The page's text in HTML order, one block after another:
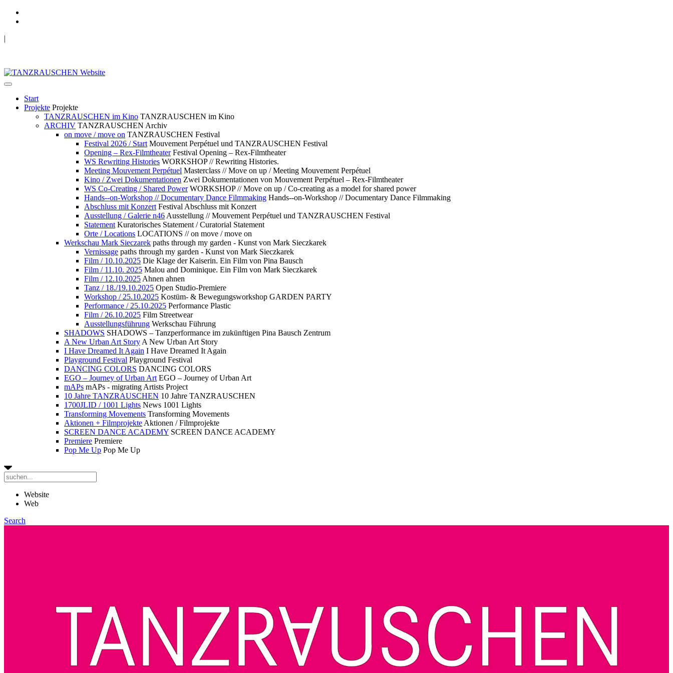
|
Start
Projekte Projekte
TANZRAUSCHEN im Kino TANZRAUSCHEN im Kino
ARCHIV TANZRAUSCHEN Archiv
on move / move on TANZRAUSCHEN Festival
Festival 2026 / Start Mouvement Perpétuel und TANZRAUSCHEN Festival
Opening – Rex-Filmtheater Festival Opening – Rex-Filmtheater
WS Rewriting Histories WORKSHOP // Rewriting Histories.
Meeting Mouvement Perpétuel Masterclass // Move on up / Meeting Mouvement Perpétuel
Kino / Zwei Dokumentationen Zwei Dokumentationen von Mouvement Perpétuel – Rex-Filmtheater
WS Co-Creating / Shared Power WORKSHOP // Move on up / Co-creating as a model for shared power
Hands--on-Workshop // Documentary Dance Filmmaking Hands--on-Workshop // Documentary Dance Filmmaking
Abschluss mit Konzert Festival Abschluss mit Konzert
Ausstellung / Galerie n46 Ausstellung // Mouvement Perpétuel und TANZRAUSCHEN Festival
Statement Kuratorisches Statement / Curatorial Statement
Orte / Locations LOCATIONS // on move / move on
Werkschau Mark Sieczarek paths through my garden - Kunst von Mark Sieczkarek
Vernissage paths through my garden - Kunst von Mark Sieczkarek
Film / 10.10.2025 Die Klage der Kaiserin. Ein Film von Pina Bausch
Film / 11.10. 2025 Malou and Dominique. Ein Film von Mark Sieczkarek
Film / 12.10.2025 Ahnen ahnen
Tanz / 18./19.10.2025 Open Studio-Premiere
Workshop / 25.10.2025 Kostüm- & Bewegungsworkshop GARDEN PARTY
Performance / 25.10.2025 Performance Plastic
Film / 26.10.2025 Film Streetwear
Ausstellungsführung Werkschau Führung
SHADOWS SHADOWS – Tanzperformance im zukünftigen Pina Bausch Zentrum
A New Urban Art Story A New Urban Art Story
I Have Dreamed It Again I Have Dreamed It Again
Playground Festival Playground Festival
DANCING COLORS DANCING COLORS
EGO – Journey of Urban Art EGO – Journey of Urban Art
mAPs mAPs - migrating Artists Project
10 Jahre TANZRAUSCHEN 10 Jahre TANZRAUSCHEN
1700JLID / 1001 Lights News 1001 Lights
Transforming Movements Transforming Movements
Aktionen + Filmprojekte Aktionen / Filmprojekte
SCREEN DANCE ACADEMY SCREEN DANCE ACADEMY
Premiere Premiere
Pop Me Up Pop Me Up
Website
Web
Search